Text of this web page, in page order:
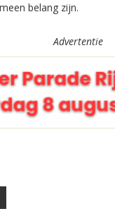
belang zijn.
Advertentie